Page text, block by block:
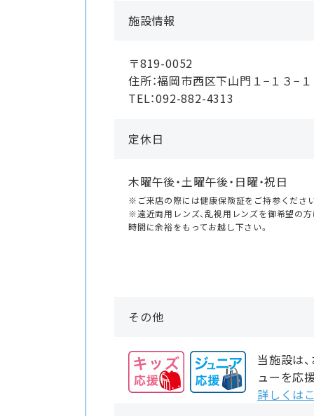
施設情報
〒819-0052
住所：福岡市西区下山門１−１３−
TEL：092-882-4313
定休日
木曜午後・土曜午後・日曜・祝日
※ご来店の際には健康保険証をご持参ください
※遠近両用レンズ、乱視用レンズを御希望の
時間に余裕をもってお越し下さい。
その他
当施設は
ューを応
詳しくは